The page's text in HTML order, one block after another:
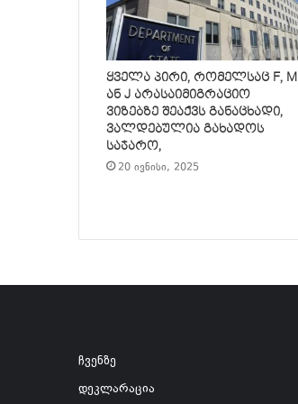
ყველა პირი, რომელსაც F, M
ან J არასაიმიგრაციო
ვიზებზე შეაქვს განაცხადი,
ვალდებულია გახადოს
საჯარო,
20 ივნისი, 2025
ჩვენზე
დეკლარაცია